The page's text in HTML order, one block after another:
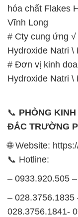
hóa chất Flakes
Vĩnh Long
# Cty cung ứng
Hydroxide Natri \
# Đơn vị kinh
Hydroxide Natri \
📞 PHÒNG
ĐẮC TRƯỜNG
🌐 Website:
📞 Hotline:
– 0933.920.505
– 028.3756.1835
028.3756.1841-